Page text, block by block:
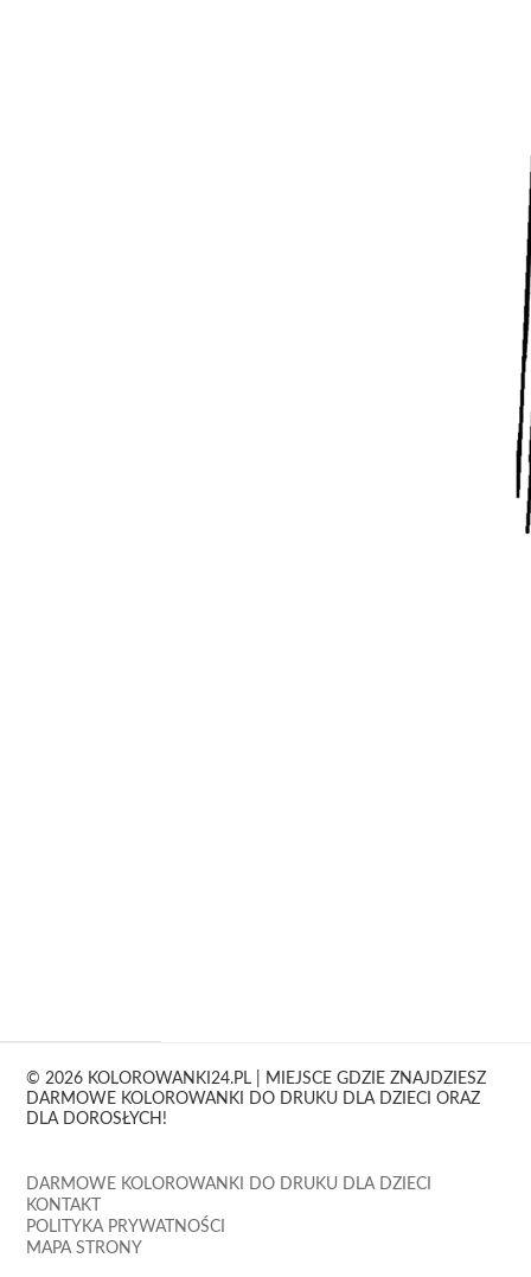
© 2026 KOLOROWANKI24.PL | MIEJSCE GDZIE ZNAJDZIESZ
DARMOWE KOLOROWANKI DO DRUKU DLA DZIECI ORAZ
DLA DOROSŁYCH!
DARMOWE KOLOROWANKI DO DRUKU DLA DZIECI
KONTAKT
POLITYKA PRYWATNOŚCI
MAPA STRONY